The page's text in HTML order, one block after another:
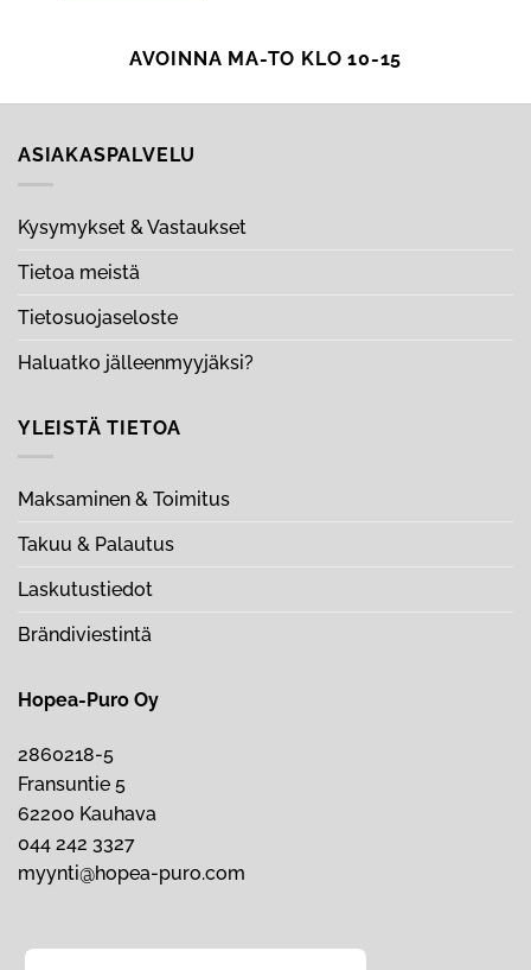
AVOINNA MA-TO KLO 10-15
ASIAKASPALVELU
Kysymykset & Vastaukset
Tietoa meistä
Tietosuojaseloste
Haluatko jälleenmyyjäksi?
YLEISTÄ TIETOA
Maksaminen & Toimitus
Takuu & Palautus
Laskutustiedot
Brändiviestintä
Hopea-Puro Oy
2860218-5
Fransuntie 5
62200 Kauhava
044 242 3327
myynti@hopea-puro.com